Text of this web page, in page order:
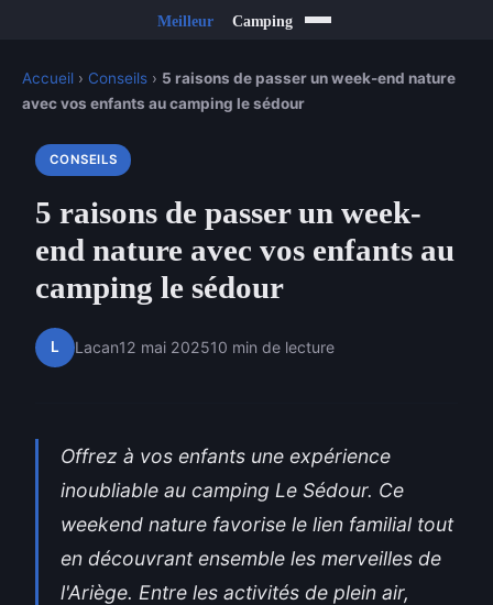
Accueil › Conseils › 5 raisons de passer un week-end nature
avec vos enfants au camping le sédour
CONSEILS
5 raisons de passer un week-
end nature avec vos enfants au
camping le sédour
L Lacan12 mai 202510 min de lecture
Offrez à vos enfants une expérience
inoubliable au camping Le Sédour. Ce
weekend nature favorise le lien familial tout
en découvrant ensemble les merveilles de
l'Ariège. Entre les activités de plein air,